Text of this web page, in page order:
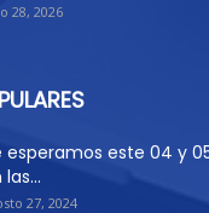
28, 2026
esperamos este 04 y
27, 2024